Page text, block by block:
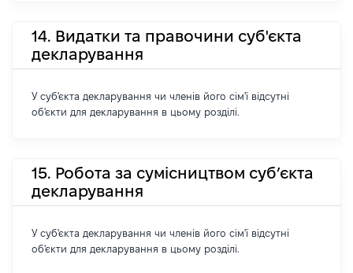
14. Видатки та правочини суб'єкта
декларування
У суб'єкта декларування чи членів його сім'ї відсутні
об'єкти для декларування в цьому розділі.
15. Робота за сумісництвом суб’єкта
декларування
У суб'єкта декларування чи членів його сім'ї відсутні
об'єкти для декларування в цьому розділі.